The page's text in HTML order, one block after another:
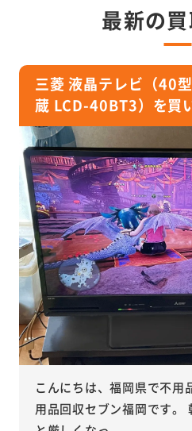
最新の
三菱 液晶テレビ（40
蔵 LCD-40BT3）を買
こんにちは、福岡県で不用
用品回収セブン福岡です。